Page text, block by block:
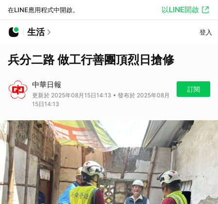
在LINE應用程式中開啟。 以LINE開啟
生活 登入
兵分二路 做工行善團頂烈日搶修
中華日報
更新於 2025年08月15日14:13 • 發布於 2025年08月
15日14:13
訂閱